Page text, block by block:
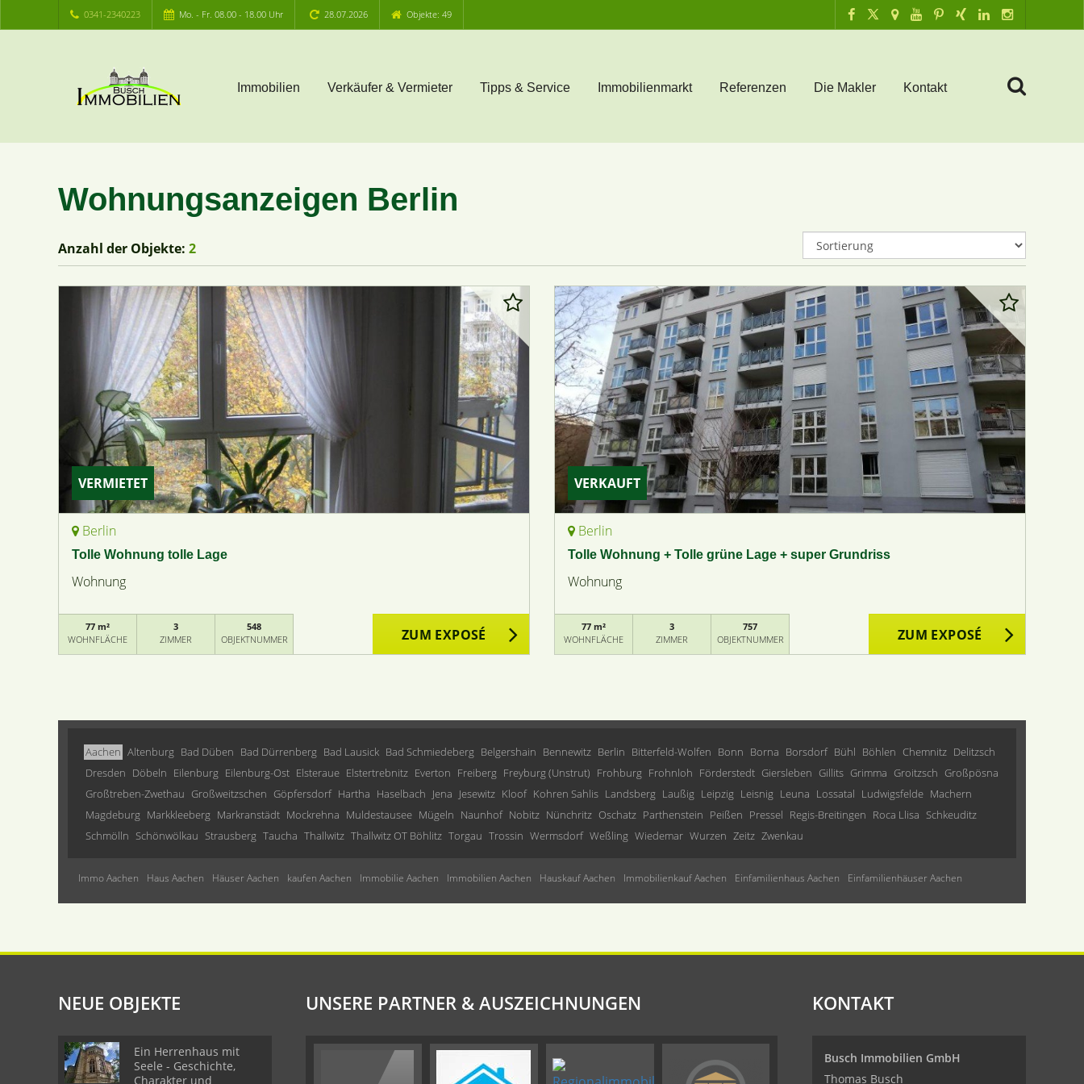
0341-2340223 Mo. - Fr. 08.00 - 18.00 Uhr 28.07.2026 Objekte: 49
Immobilien Verkäufer & Vermieter Tipps & Service Immobilienmarkt Referenzen Die Makler Kontakt
Wohnungsanzeigen Berlin
Anzahl der Objekte: 2
VERMIETET
Berlin
Tolle Wohnung tolle Lage
Wohnung
77 m²
WOHNFLÄCHE
3
ZIMMER
548
OBJEKTNUMMER
ZUM EXPOSÉ
VERKAUFT
Berlin
Tolle Wohnung + Tolle grüne Lage + super Grundriss
Wohnung
77 m²
WOHNFLÄCHE
3
ZIMMER
757
OBJEKTNUMMER
ZUM EXPOSÉ
Aachen Altenburg Bad Düben Bad Dürrenberg Bad Lausick Bad Schmiedeberg Belgershain Bennewitz Berlin Bitterfeld-Wolfen Bonn Borna Borsdorf Bühl Böhlen Chemnitz Delitzsch
Dresden Döbeln Eilenburg Eilenburg-Ost Elsteraue Elstertrebnitz Everton Freiberg Freyburg (Unstrut) Frohburg Frohnloh Förderstedt Giersleben Gillits Grimma Groitzsch Großpösna
Großtreben-Zwethau Großweitzschen Göpfersdorf Hartha Haselbach Jena Jesewitz Kloof Kohren Sahlis Landsberg Laußig Leipzig Leisnig Leuna Lossatal Ludwigsfelde Machern
Magdeburg Markkleeberg Markranstädt Mockrehna Muldestausee Mügeln Naunhof Nobitz Nünchritz Oschatz Parthenstein Peißen Pressel Regis-Breitingen Roca Llisa Schkeuditz
Schmölln Schönwölkau Strausberg Taucha Thallwitz Thallwitz OT Böhlitz Torgau Trossin Wermsdorf Weßling Wiedemar Wurzen Zeitz Zwenkau
Immo Aachen Haus Aachen Häuser Aachen kaufen Aachen Immobilie Aachen Immobilien Aachen Hauskauf Aachen Immobilienkauf Aachen Einfamilienhaus Aachen Einfamilienhäuser Aachen
NEUE OBJEKTE
Ein Herrenhaus mit
Seele - Geschichte,
Charakter und
UNSERE PARTNER & AUSZEICHNUNGEN KONTAKT
Busch Immobilien GmbH
Thomas Busch